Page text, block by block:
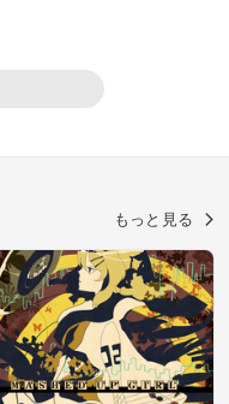
もっと見る